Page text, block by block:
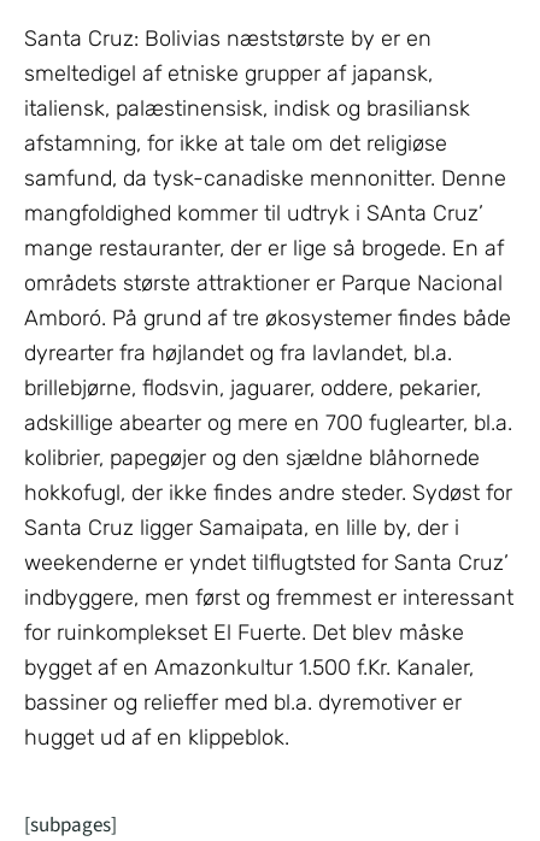
Santa Cruz: Bolivias næststørste by er en
smeltedigel af etniske grupper af japansk,
italiensk, palæstinensisk, indisk og brasiliansk
afstamning, for ikke at tale om det religiøse
samfund, da tysk-canadiske mennonitter. Denne
mangfoldighed kommer til udtryk i SAnta Cruz’
mange restauranter, der er lige så brogede. En af
områdets største attraktioner er Parque Nacional
Amboró. På grund af tre økosystemer findes både
dyrearter fra højlandet og fra lavlandet, bl.a.
brillebjørne, flodsvin, jaguarer, oddere, pekarier,
adskillige abearter og mere en 700 fuglearter, bl.a.
kolibrier, papegøjer og den sjældne blåhornede
hokkofugl, der ikke findes andre steder. Sydøst for
Santa Cruz ligger Samaipata, en lille by, der i
weekenderne er yndet tilflugtsted for Santa Cruz’
indbyggere, men først og fremmest er interessant
for ruinkomplekset El Fuerte. Det blev måske
bygget af en Amazonkultur 1.500 f.Kr. Kanaler,
bassiner og relieffer med bl.a. dyremotiver er
hugget ud af en klippeblok.
[subpages]